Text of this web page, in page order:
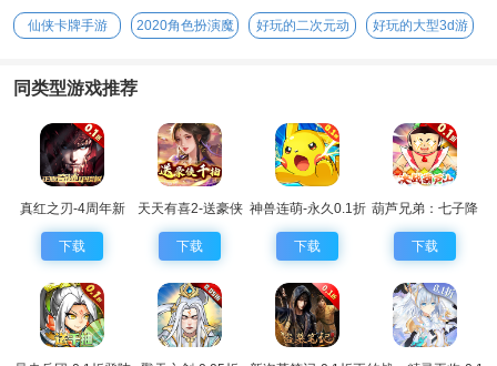
仙侠卡牌手游
2020角色扮演魔
好玩的二次元动
好玩的大型3d游
同类型游戏推荐
真红之刃-4周年新
版本0.1折
下载
天天有喜2-送豪侠
千抽
下载
神兽连萌-永久0.1折
下载
葫芦兄弟：七子降
妖-0.1永久折扣
下载